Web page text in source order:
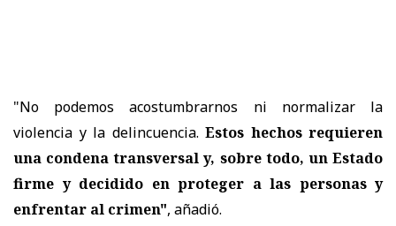
"No podemos acostumbrarnos ni normalizar la
violencia y la delincuencia. Estos hechos requieren
una condena transversal y, sobre todo, un Estado
firme y decidido en proteger a las personas y
enfrentar al crimen", añadió.